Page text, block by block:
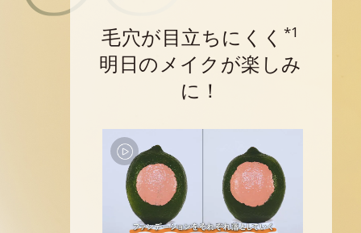
毛穴が目立ちにくく *1
明日のメイクが楽しみ
に！